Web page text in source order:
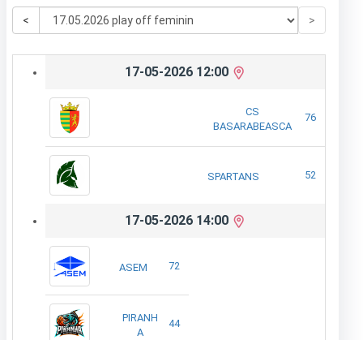
< >
17-05-2026 12:00
CS
BASARABEASCA
76
SPARTANS 52
17-05-2026 14:00
ASEM 72
PIRANH
A
44